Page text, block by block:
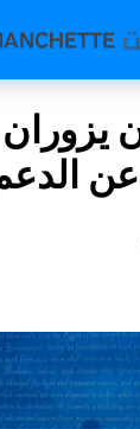
يزوران
الدعم